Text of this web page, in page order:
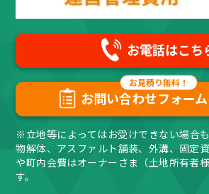
お電話はこち
お問い合わせフォー
※立地等によってはお受けできない場
物解体、アスファルト舗装、外溝、固定
や町内会費はオーナーさま（土地所有者
す。